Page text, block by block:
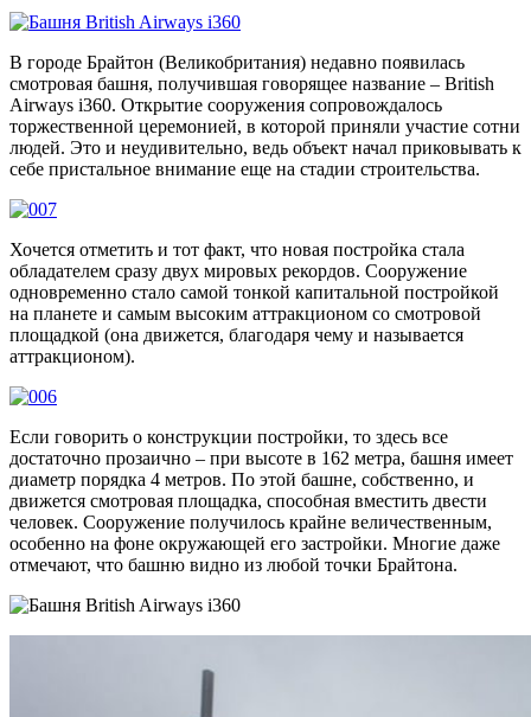
В городе Брайтон (Великобритания) недавно появилась
смотровая башня, получившая говорящее название – British
Airways i360. Открытие сооружения сопровождалось
торжественной церемонией, в которой приняли участие сотни
людей. Это и неудивительно, ведь объект начал приковывать к
себе пристальное внимание еще на стадии строительства.
Хочется отметить и тот факт, что новая постройка стала
обладателем сразу двух мировых рекордов. Сооружение
одновременно стало самой тонкой капитальной постройкой
на планете и самым высоким аттракционом со смотровой
площадкой (она движется, благодаря чему и называется
аттракционом).
Если говорить о конструкции постройки, то здесь все
достаточно прозаично – при высоте в 162 метра, башня имеет
диаметр порядка 4 метров. По этой башне, собственно, и
движется смотровая площадка, способная вместить двести
человек. Сооружение получилось крайне величественным,
особенно на фоне окружающей его застройки. Многие даже
отмечают, что башню видно из любой точки Брайтона.